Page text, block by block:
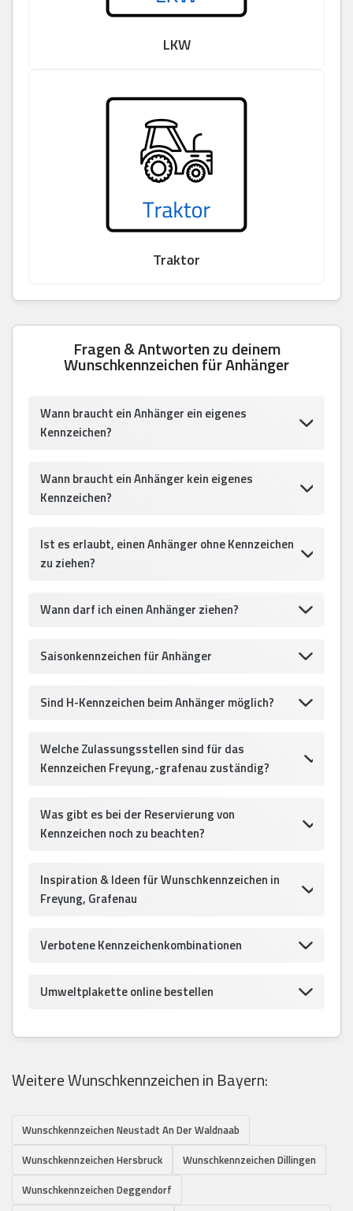
LKW
Traktor
Fragen & Antworten zu deinem
Wunschkennzeichen für Anhänger
Wann braucht ein Anhänger ein eigenes
Kennzeichen?
Wann braucht ein Anhänger kein eigenes
Kennzeichen?
Ist es erlaubt, einen Anhänger ohne Kennzeichen
zu ziehen?
Wann darf ich einen Anhänger ziehen?
Saisonkennzeichen für Anhänger
Sind H-Kennzeichen beim Anhänger möglich?
Welche Zulassungsstellen sind für das
Kennzeichen Freyung,-grafenau zuständig?
Was gibt es bei der Reservierung von
Kennzeichen noch zu beachten?
Inspiration & Ideen für Wunschkennzeichen in
Freyung, Grafenau
Verbotene Kennzeichenkombinationen
Umweltplakette online bestellen
Weitere Wunschkennzeichen in Bayern:
Wunschkennzeichen Neustadt An Der Waldnaab
Wunschkennzeichen Hersbruck
Wunschkennzeichen Dillingen
Wunschkennzeichen Deggendorf